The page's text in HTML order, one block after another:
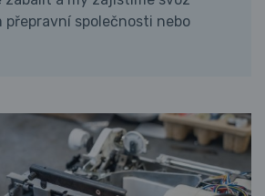
společnosti nebo